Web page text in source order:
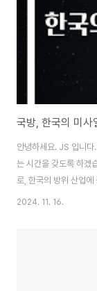
는 상황에서, 효율..
국방, 한국의 미사
안녕하세요. JS 입니
는 시간을 갖도록 하겠
로, 한국의 방위 산업에
군사력 강화와 방어 능
2024. 11. 16.